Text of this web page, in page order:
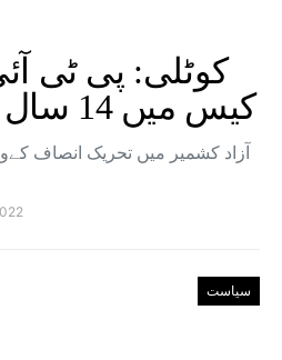
کوٹلی: پی ٹی
کیس میں 14 سال بامشقت سزا
آزاد کشمیر میں تحریک انصاف
سیاست